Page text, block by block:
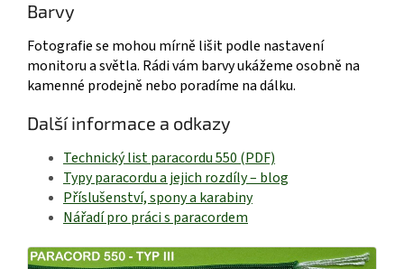
Barvy
Fotografie se mohou mírně lišit podle nastavení
monitoru a světla. Rádi vám barvy ukážeme osobně na
kamenné prodejně nebo poradíme na dálku.
Další informace a odkazy
Technický list paracordu 550 (PDF)
Typy paracordu a jejich rozdíly – blog
Příslušenství, spony a karabiny
Nářadí pro práci s paracordem